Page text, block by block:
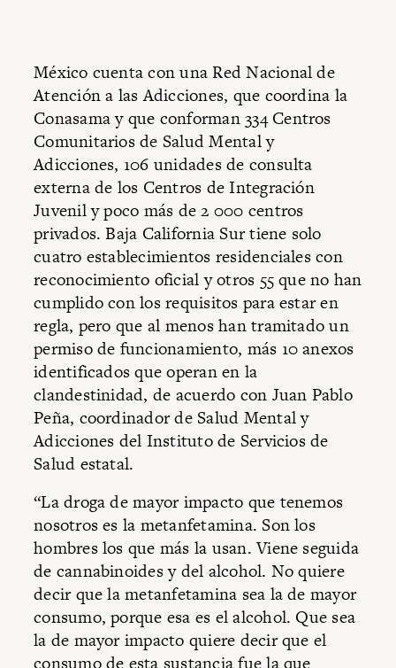
México cuenta con una Red Nacional de
Atención a las Adicciones, que coordina la
Conasama y que conforman 334 Centros
Comunitarios de Salud Mental y
Adicciones, 106 unidades de consulta
externa de los Centros de Integración
Juvenil y poco más de 2 000 centros
privados. Baja California Sur tiene solo
cuatro establecimientos residenciales con
reconocimiento oficial y otros 55 que no han
cumplido con los requisitos para estar en
regla, pero que al menos han tramitado un
permiso de funcionamiento, más 10 anexos
identificados que operan en la
clandestinidad, de acuerdo con Juan Pablo
Peña, coordinador de Salud Mental y
Adicciones del Instituto de Servicios de
Salud estatal.
“La droga de mayor impacto que tenemos
nosotros es la metanfetamina. Son los
hombres los que más la usan. Viene seguida
de cannabinoides y del alcohol. No quiere
decir que la metanfetamina sea la de mayor
consumo, porque esa es el alcohol. Que sea
la de mayor impacto quiere decir que el